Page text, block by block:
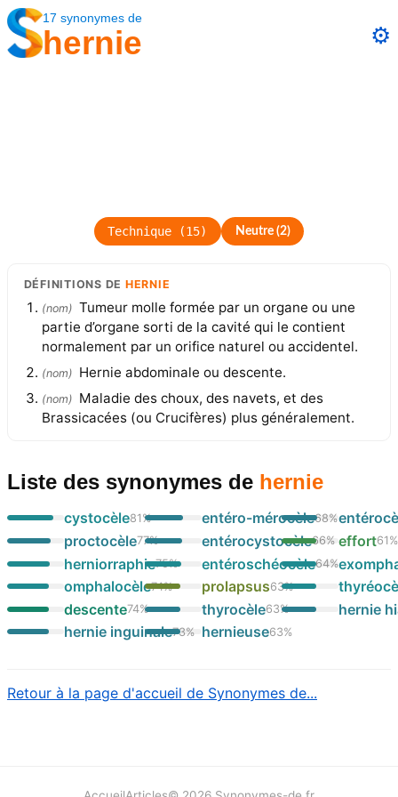
17 synonymes de
hernie ⚙️
Technique (15) Neutre(2)
DÉFINITIONS DE HERNIE
(nom) Tumeur molle formée par un organe ou une
partie d’organe sorti de la cavité qui le contient
normalement par un orifice naturel ou accidentel.
(nom) Hernie abdominale ou descente.
(nom) Maladie des choux, des navets, et des
Brassicacées (ou Crucifères) plus généralement.
Liste des synonymes de hernie
cystocèle81 %
proctocèle77%
herniorraphie75%
omphalocèle74%
descente74%
hernie inguinale73%
entéro-mérocèle68%
entérocystocèle66%
entéroschéocèle64%
prolapsus63%
thyrocèle63%
hernieuse63%
effort61 %
hernie
Retour à la page d'accueil de Synonymes de...